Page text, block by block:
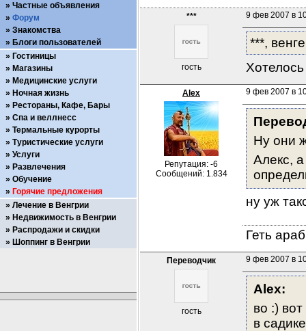
***
гость
9 фев 2007 в
***,
Alex
Репутация: -6
Сообщений: 1.834
9 фев 2007 в
Ну они
Алекс,
ну уж
Геть
Переводчик
гость
9 фев 2007 в
Alex:
во :)
в
Частные объявления
Форум
Знакомства
Блоги пользователей
Гостиницы
Магазины
Медицинские услуги
Ночная жизнь
Рестораны, Кафе, Бары
Спа и веллнесс
Термальные курорты
Туристические услуги
Услуги
Развлечения
Обучение
Горячие предложения
Лечение в Венгрии
Недвижимость в Венгрии
Распродажи и скидки
Шоппинг в Венгрии